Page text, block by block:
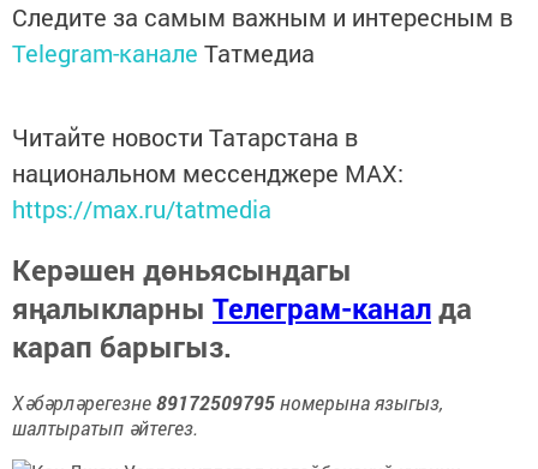
Следите за самым важным и интересным в
Telegram-канале Татмедиа
Читайте новости Татарстана в
национальном мессенджере MАХ:
https://max.ru/tatmedia
Керәшен дөньясындагы
яңалыкларны Телеграм-каналда
карап барыгыз.
Хәбәрләрегезне89172509795номерына языгыз,
шалтыратып әйтегез.